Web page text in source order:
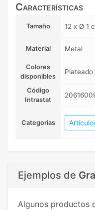
Características
Tamaño 12 x Ø 1
Material Metal
Colores
disponibles
Plateado
Código
Intrastat
Categorias
Ejemplos de
Algunos productos